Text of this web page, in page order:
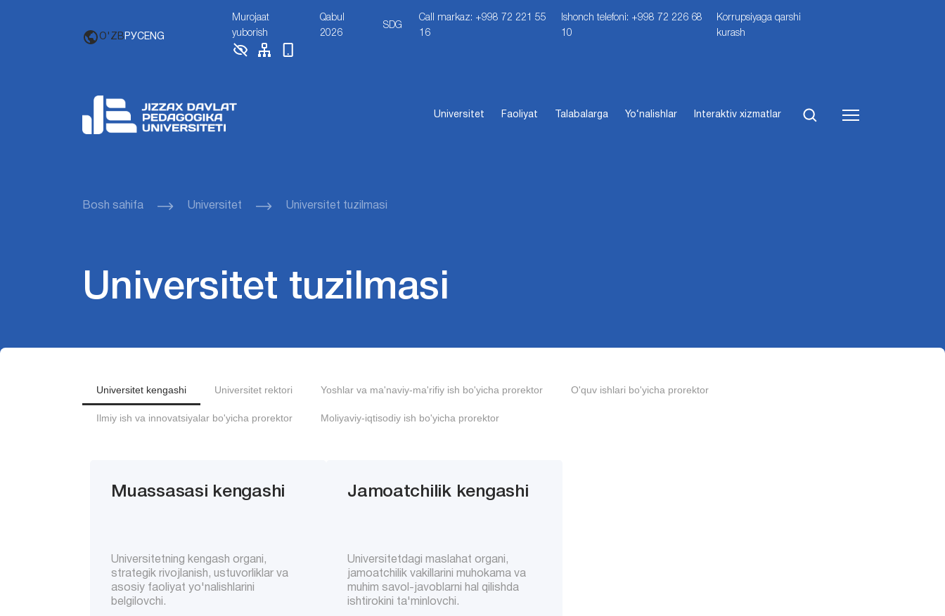
O'ZB РУСENG
Murojaat
yuborish
Qabul
2026
SDG
Call markaz: +998 72 221 55
16
Ishonch telefoni: +998 72 226 68
10
Korrupsiyaga qarshi
kurash
Universitet Faoliyat Talabalarga Yo‘nalishlar Interaktiv xizmatlar
Bosh sahifa Universitet Universitet tuzilmasi
Universitet tuzilmasi
Universitet kengashi Universitet rektori Yoshlar va ma'naviy-ma'rifiy ish bo'yicha prorektor O'quv ishlari bo'yicha prorektor
Ilmiy ish va innovatsiyalar bo'yicha prorektor Moliyaviy-iqtisodiy ish bo'yicha prorektor
Muassasasi kengashi
Universitetning kengash organi,
strategik rivojlanish, ustuvorliklar va
asosiy faoliyat yo'nalishlarini
belgilovchi.
Jamoatchilik kengashi
Universitetdagi maslahat organi,
jamoatchilik vakillarini muhokama va
muhim savol-javoblarni hal qilishda
ishtirokini ta'minlovchi.